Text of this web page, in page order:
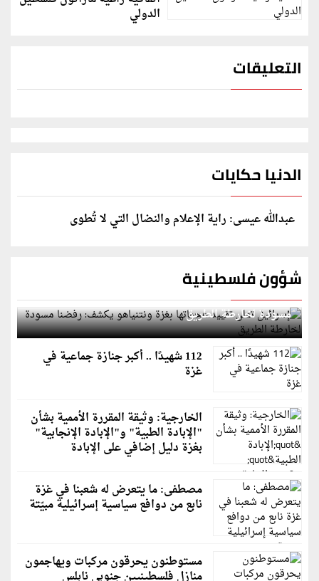
الدولي
التعليقات
الدنيا حكايات
عبدالله عيسى: راية الإعلام والنضال التي لا تُطوى
شؤون فلسطينية
إسرائيل تعلن تقييد هجماتها بغزة ونتنياهو يكشف: رفضنا
مسودة لخارطة الطريق
112 شهيدًا .. أكبر جنازة جماعية في
غزة
الخارجية: وثيقة المقررة الأممية بشأن
"الإبادة الطبية" و"الإبادة الإنجابية"
بغزة دليل إضافي على الإبادة
مصطفى: ما يتعرض له شعبنا في غزة
نابع من دوافع سياسية إسرائيلية مبيّتة
مستوطنون يحرقون مركبات ويهاجمون